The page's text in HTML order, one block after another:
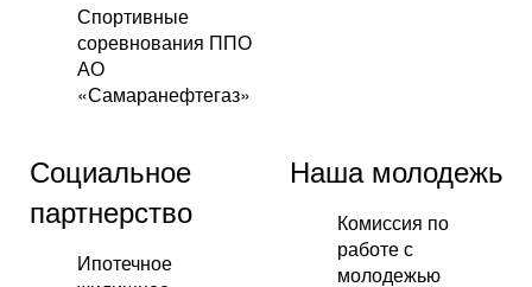
Спортивные
соревнования ППО
АО
«Самаранефтегаз»
Социальное
партнерство
Ипотечное
Наша молодежь
Комиссия по
работе с
молодежью